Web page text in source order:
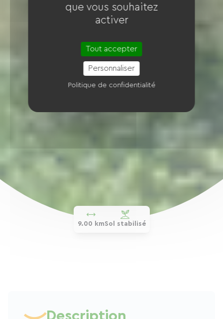
9.00 kmSol stabilisé
que vous souhaitez
activer
Tout accepter
Personnaliser
Politique de confidentialité